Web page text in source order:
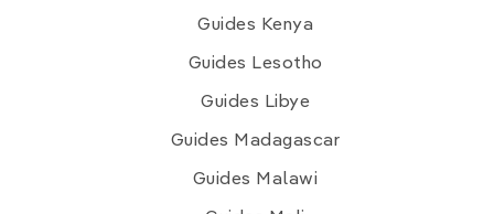
Guides Kenya
Guides Lesotho
Guides Libye
Guides Madagascar
Guides Malawi